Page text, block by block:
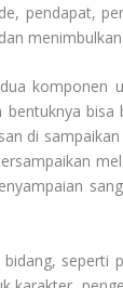
pendapat,
komponen
di
seperti